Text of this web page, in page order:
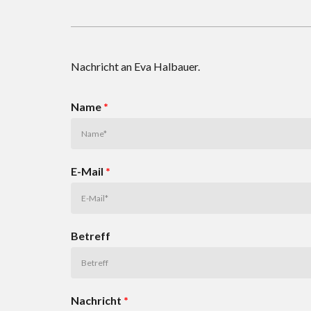
Nachricht an Eva Halbauer.
Name *
E-Mail *
Betreff
Nachricht *